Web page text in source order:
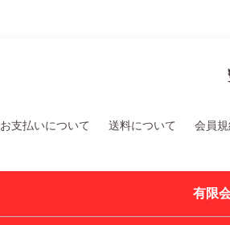
お支払いについて 送料について 会員規
有限